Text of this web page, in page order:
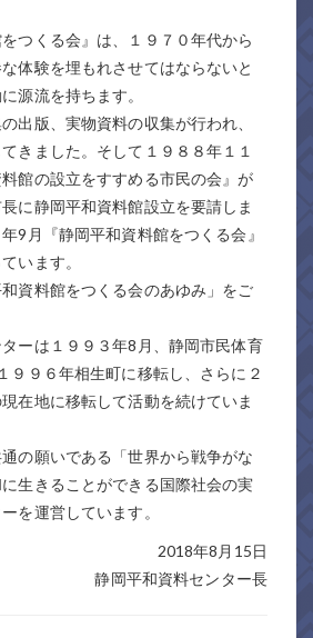
つくる会』は、１９７０年代から
体験を埋もれさせてはならないと
源流を持ちます。
出版、実物資料の収集が行われ、
きました。そして１９８８年１１
館の設立をすすめる市民の会』が
に静岡平和資料館設立を要請しま
9月『静岡平和資料館をつくる会』
います。
資料館をつくる会のあゆみ」をご
ーは１９９３年8月、静岡市民体育
９９６年相生町に移転し、さらに２
在地に移転して活動を続けていま
の願いである「世界から戦争がな
生きることができる国際社会の実
を運営しています。
2018年8月15日
静岡平和資料センター長